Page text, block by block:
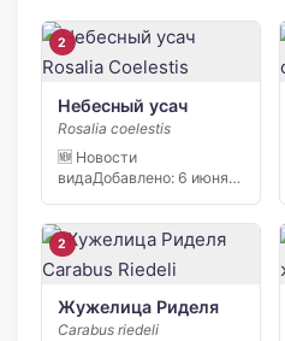
2
Небесный усач
Rosalia coelestis
🆕 Новости
видаДобавлено: 6 июня
[…]
2
Жужелица Риделя
Carabus riedeli